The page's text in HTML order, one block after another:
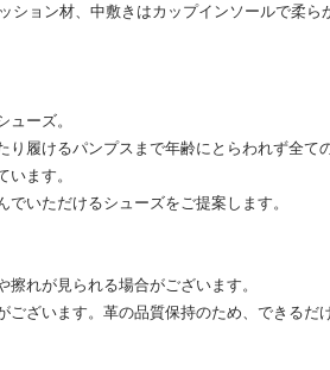
ション材、中敷きはカップインソールで柔ら
ーズ。
り履けるパンプスまで年齢にとらわれず全て
ます。
いただけるシューズをご提案します。
れが見られる場合がございます。
ざいます。革の品質保持のため、できるだ